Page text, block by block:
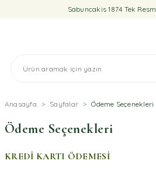
Sabuncakis 1874 Tek
Anasayfa Sayfalar Ödeme Seçenekleri
Ödeme Seçenekleri
KREDİ KARTI ÖDEMESİ